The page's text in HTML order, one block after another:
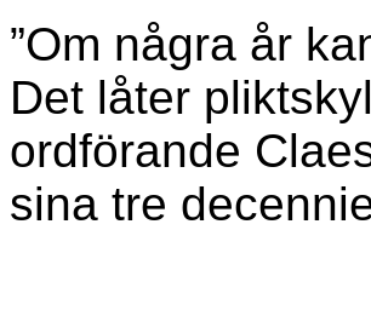
”Om några år
Det låter
ordförande
sina tre